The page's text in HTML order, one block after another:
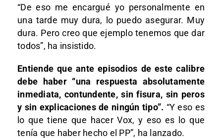
“De eso me encargué yo personalmente en
una tarde muy dura, lo puedo asegurar. Muy
dura. Pero creo que ejemplo tenemos que dar
todos”, ha insistido.
Entiende que ante episodios de este calibre
debe haber “una respuesta absolutamente
inmediata, contundente, sin fisura, sin peros
y sin explicaciones de ningún tipo”. “Y eso es
lo que tiene que hacer Vox, y eso es lo que
tenía que haber hecho el PP”, ha lanzado.